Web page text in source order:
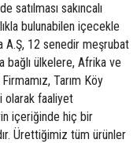
sakıncalı
bulunabilen içecekle
A.Ş, 12 senedir meşrubat
bağlı ülkelere, Afrika ve
Tarım Köy
olarak faaliyet
içeriğinde hiç bir
Ürettiğimiz tüm ürünler